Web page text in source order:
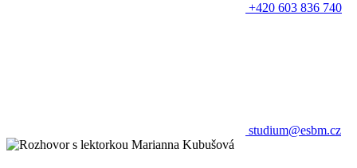
+420 603 836 740
studium@esbm.cz